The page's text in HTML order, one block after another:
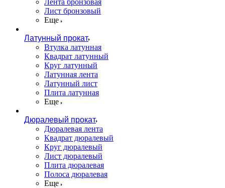
Лента бронзовая
Лист бронзовый
Еще
Латунный прокат
Втулка латунная
Квадрат латунный
Круг латунный
Латунная лента
Латунный лист
Плита латунная
Еще
Дюралевый прокат
Дюралевая лента
Квадрат дюралевый
Круг дюралевый
Лист дюралевый
Плита дюралевая
Полоса дюралевая
Еще